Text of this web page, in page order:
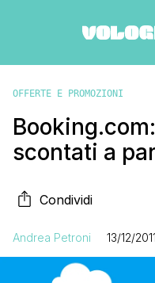
OFFERTE E PROMOZIONI
scontati a
Condividi
Andrea Petroni 13/12/2011